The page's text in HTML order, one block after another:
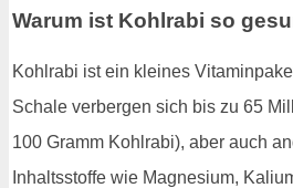
Warum ist Kohlrabi so
Kohlrabi ist ein kleines
Schale verbergen sich bis zu 65
100 Gramm Kohlrabi), aber auch
Inhaltsstoffe wie Magnesium,